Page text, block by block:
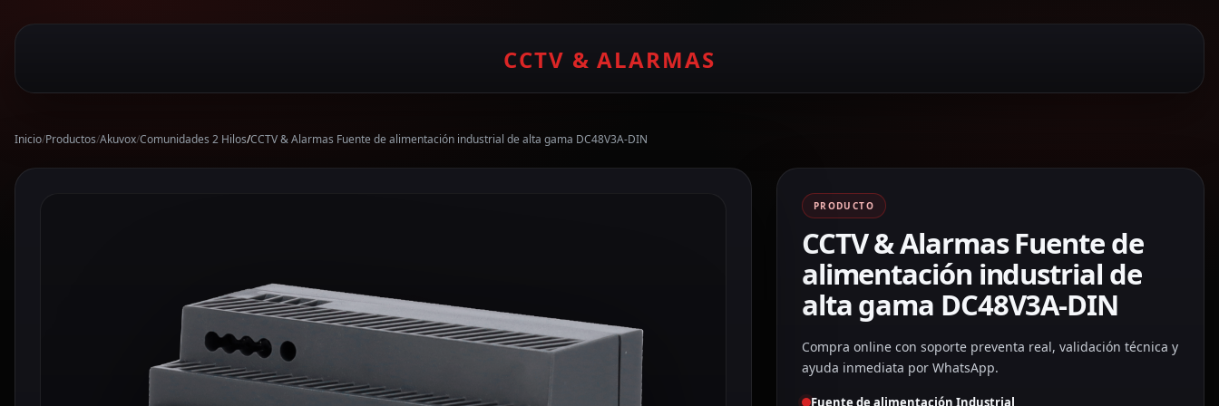
CCTV & ALARMAS
Inicio/Productos/Akuvox/Comunidades 2 Hilos/CCTV & Alarmas Fuente de alimentación industrial de alta gama DC48V3A-DIN
PRODUCTO
CCTV & Alarmas Fuente de
alimentación industrial de
alta gama DC48V3A-DIN
Compra online con soporte preventa real, validación técnica y
ayuda inmediata por WhatsApp.
Fuente de alimentación Industrial